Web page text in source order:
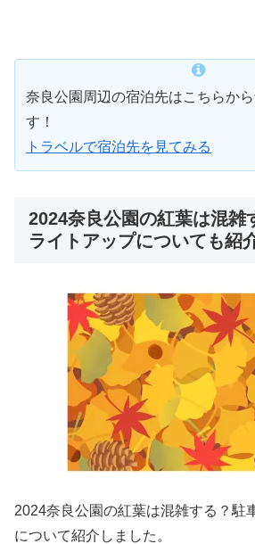
奈良公園周辺の宿泊先はこちらか
す
トラベルで宿泊先を見てみる
2024奈良公園の紅葉は混雑
ライトアップについても紹
2024奈良公園の紅葉は混雑する？駐
について紹介しました。